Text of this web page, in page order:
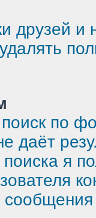
друзей и
по
даёт
я